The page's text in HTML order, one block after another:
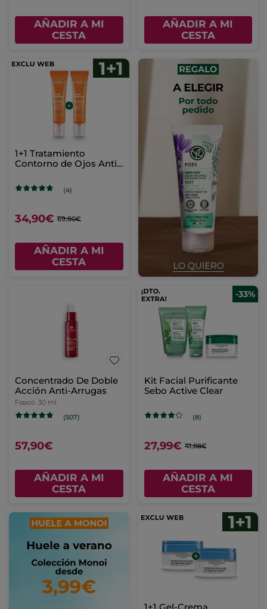
AÑADIR A MI
CESTA
AÑADIR A MI
CESTA
1+1 Tratamiento
Contorno de Ojos Anti-
(4)
34,90€ 69,80€
AÑADIR A MI
CESTA
Concentrado De Doble
Acción Anti-Arrugas
Frasco 30 ml
(507)
57,90€
AÑADIR A MI
CESTA
-33%
Kit Facial Purificante
Sebo Active Clear
(8)
27,99€ 41,88€
AÑADIR A MI
CESTA